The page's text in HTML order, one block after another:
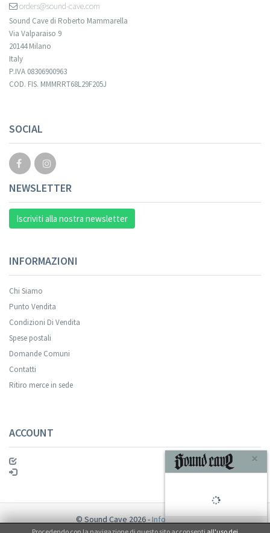
orders@sound-cave.com
Sound Cave di Roberto Mammarella
Via Valparaiso 9
20144 Milano
Italy
P.IVA 08306900963
COD. FIS. MMMRRT68L29F205J
SOCIAL
NEWSLETTER
Iscriviti alla nostra newsletter
INFORMAZIONI
Chi Siamo
Punto Vendita
Condizioni Di Vendita
Spese postali
Domande Comuni
Contatti
Ritiro merce in sede
ACCOUNT
© Sound Cave 2026 -Info privacy
×